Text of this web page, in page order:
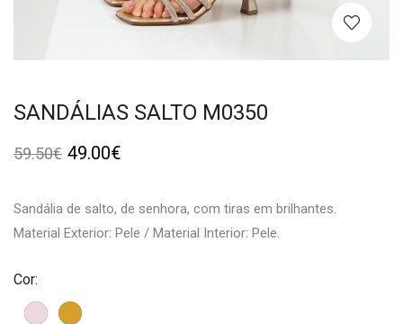
SANDÁLIAS SALTO M0350
59.50€ 49.00€
Sandália de salto, de senhora, com tiras em brilhantes.
Material Exterior: Pele / Material Interior: Pele.
Cor: